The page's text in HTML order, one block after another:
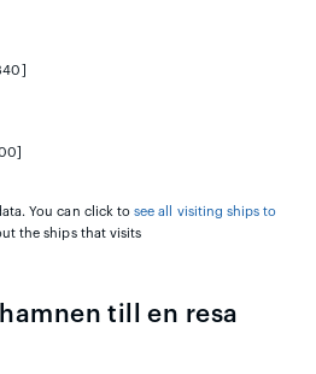
You can click tosee all visiting ships to
the ships that visits
till en resa